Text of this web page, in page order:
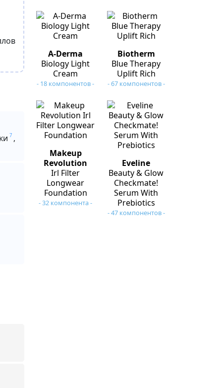
7 ,
A-Derma
Biology Light
Cream
- 18 компонентов -
Biotherm
Blue Therapy
Uplift Rich
- 67 компонентов -
Makeup
Revolution
Irl Filter
Longwear
Foundation
- 32 компонента -
Eveline
Beauty & Glow
Checkmate!
Serum With
Prebiotics
- 47 компонентов -